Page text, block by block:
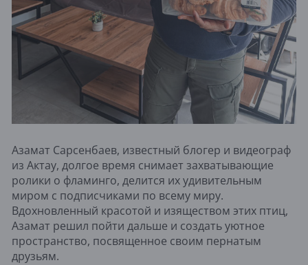
Азамат Сарсенбаев, известный блогер и видеограф
из Актау, долгое время снимает захватывающие
ролики о фламинго, делится их удивительным
миром с подписчиками по всему миру.
Вдохновленный красотой и изяществом этих птиц,
Азамат решил пойти дальше и создать уютное
пространство, посвященное своим пернатым
друзьям.